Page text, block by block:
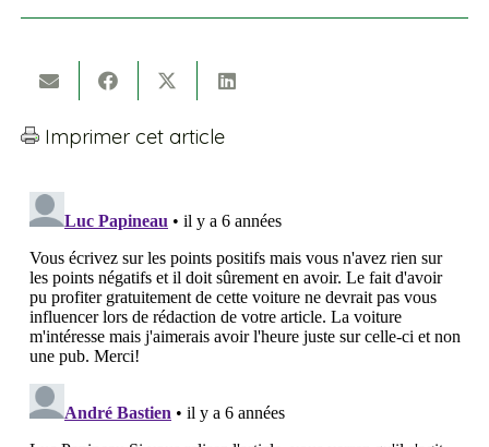
Imprimer cet article